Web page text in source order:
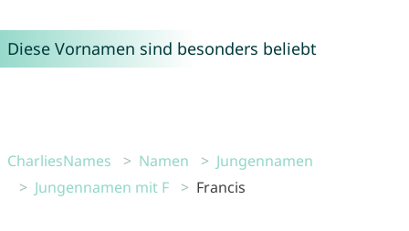
Diese Vornamen sind besonders beliebt
CharliesNames Namen
Jungennamen
Jungennamen mit F
Francis